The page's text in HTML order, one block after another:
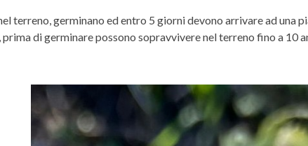
terreno, germinano ed entro 5 giorni devono arrivare ad
di germinare possono sopravvivere nel terreno fino a 10